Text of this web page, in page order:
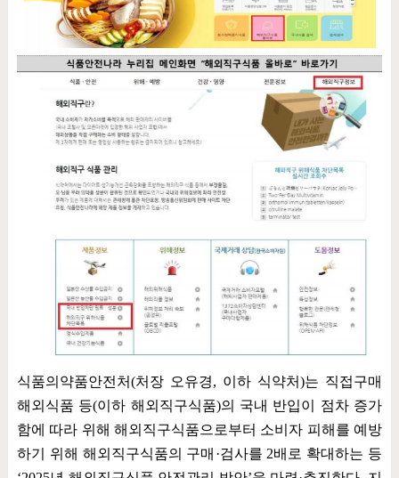
식품의약품안전처(처장 오유경, 이하 식약처)는 직접구매
해외식품 등(이하 해외직구식품)의 국내 반입이 점차 증가
함에 따라 위해 해외직구식품으로부터 소비자 피해를 예방
하기 위해 해외직구식품의 구매 ·검사를 2배로 확대하는 등